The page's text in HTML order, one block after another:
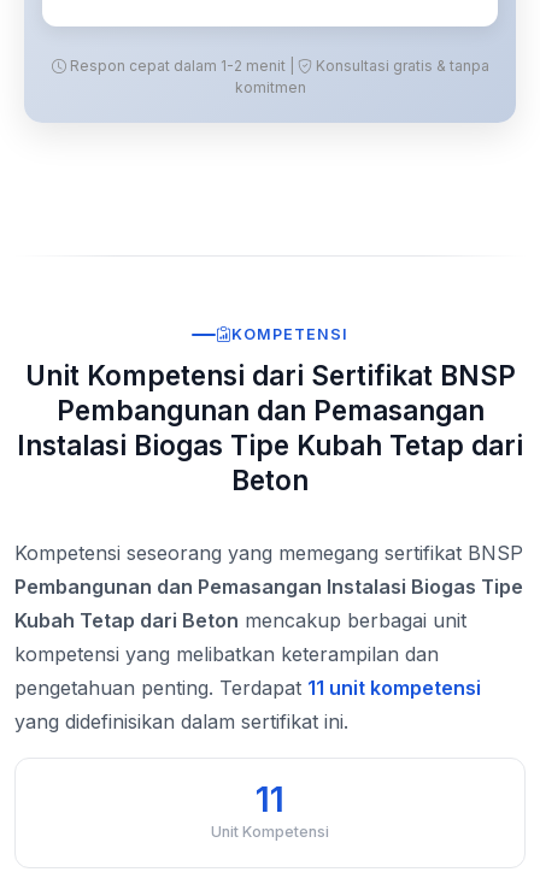
Respon cepat dalam 1-2 menit |
Konsultasi gratis & tanpa
komitmen
KOMPETENSI
Unit Kompetensi dari Sertifikat BNSP
Pembangunan dan Pemasangan
Instalasi Biogas Tipe Kubah Tetap dari
Beton
Kompetensi seseorang yang memegang sertifikat BNSP
Pembangunan dan Pemasangan Instalasi Biogas Tipe
Kubah Tetap dari Beton mencakup berbagai unit
kompetensi yang melibatkan keterampilan dan
pengetahuan penting. Terdapat 11 unit kompetensi
yang didefinisikan dalam sertifikat ini.
11
Unit Kompetensi